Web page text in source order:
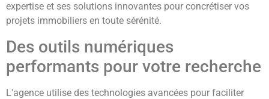
expertise et ses solutions innovantes pour concrétiser vos
projets immobiliers en toute sérénité.
Des outils numériques
performants pour votre recherche
L'agence utilise des technologies avancées pour faciliter